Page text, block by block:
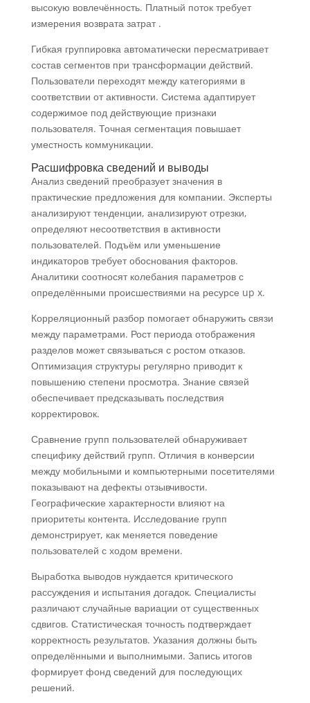
высокую вовлечённость. Платный поток требует
измерения возврата затрат .
Гибкая группировка автоматически пересматривает
состав сегментов при трансформации действий.
Пользователи переходят между категориями в
соответствии от активности. Система адаптирует
содержимое под действующие признаки
пользователя. Точная сегментация повышает
уместность коммуникации.
Расшифровка сведений и выводы
Анализ сведений преобразует значения в
практические предложения для компании. Эксперты
анализируют тенденции, анализируют отрезки,
определяют несоответствия в активности
пользователей. Подъём или уменьшение
индикаторов требует обоснования факторов.
Аналитики соотносят колебания параметров с
определёнными происшествиями на ресурсе up x.
Корреляционный разбор помогает обнаружить связи
между параметрами. Рост периода отображения
разделов может связываться с ростом отказов.
Оптимизация структуры регулярно приводит к
повышению степени просмотра. Знание связей
обеспечивает предсказывать последствия
корректировок.
Сравнение групп пользователей обнаруживает
специфику действий групп. Отличия в конверсии
между мобильными и компьютерными посетителями
показывают на дефекты отзывчивости.
Географические характерности влияют на
приоритеты контента. Исследование групп
демонстрирует, как меняется поведение
пользователей с ходом времени.
Выработка выводов нуждается критического
рассуждения и испытания догадок. Специалисты
различают случайные вариации от существенных
сдвигов. Статистическая точность подтверждает
корректность результатов. Указания должны быть
определёнными и выполнимыми. Запись итогов
формирует фонд сведений для последующих
решений.